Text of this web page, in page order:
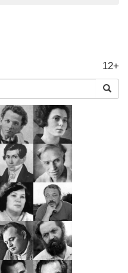
12+